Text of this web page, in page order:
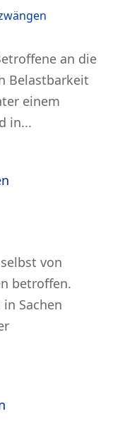
an die
Belastbarkeit
einem
in...
von
betroffen.
Sachen